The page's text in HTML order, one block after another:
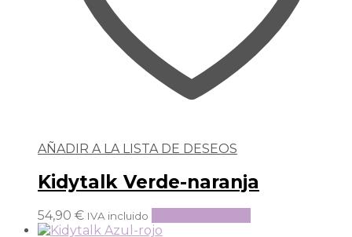
AÑADIR A LA LISTA DE DESEOS
Kidytalk Verde-naranja
54,90 € IVA incluido